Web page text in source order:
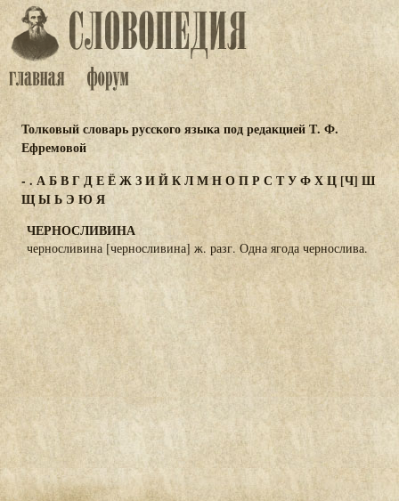
Толковый словарь русского языка под редакцией Т. Ф.
Ефремовой
- . АБВГДЕЁЖЗИЙКЛМНОПР С ТУФХЦ [Ч] Ш
ЩЫЬЭ ЮЯ
ЧЕРНОСЛИВИНА
черносливина [черносливина] ж. разг. Одна ягода чернослива.